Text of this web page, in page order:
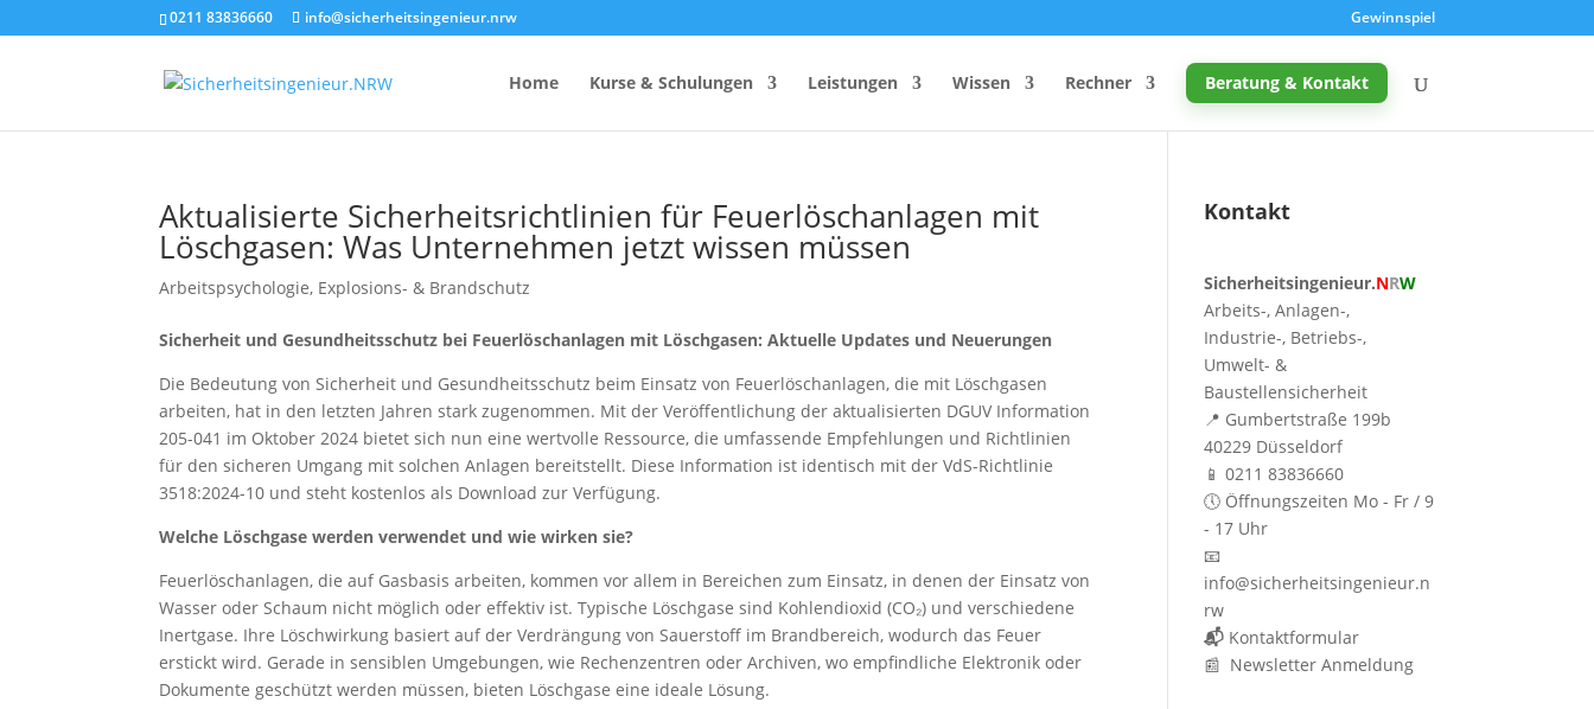
0211 83836660 info@sicherheitsingenieur.nrw Gewinnspiel
Home Kurse & Schulungen Leistungen Wissen Rechner
Anzahl Brandschutzhelfer
Feuerlöscher-Rechner
Kosten eines Brandschutzkonzepts
Anzahl Sicherheitsbeauftragter
SiGeKo-Honorarrechner
Schneelast-Rechner
Zurrmittel & Ladungssicherung
Schreibtischhöhe berechnen
Mutterschutz: Frist berechnen
Taupunkt & Schimmelgefahr
Beratung & Kontakt
Aktualisierte Sicherheitsrichtlinien für Feuerlöschanlagen mit
Löschgasen: Was Unternehmen jetzt wissen müssen
Arbeitspsychologie, Explosions- & Brandschutz
Sicherheit und Gesundheitsschutz bei Feuerlöschanlagen mit Löschgasen: Aktuelle Updates und Neuerungen
Die Bedeutung von Sicherheit und Gesundheitsschutz beim Einsatz von Feuerlöschanlagen, die mit Löschgasen
arbeiten, hat in den letzten Jahren stark zugenommen. Mit der Veröffentlichung der aktualisierten DGUV Information
205-041 im Oktober 2024 bietet sich nun eine wertvolle Ressource, die umfassende Empfehlungen und Richtlinien
für den sicheren Umgang mit solchen Anlagen bereitstellt. Diese Information ist identisch mit der VdS-Richtlinie
3518:2024-10 und steht kostenlos als Download zur Verfügung.
Welche Löschgase werden verwendet und wie wirken sie?
Feuerlöschanlagen, die auf Gasbasis arbeiten, kommen vor allem in Bereichen zum Einsatz, in denen der Einsatz von
Wasser oder Schaum nicht möglich oder effektiv ist. Typische Löschgase sind Kohlendioxid (CO₂) und verschiedene
Inertgase. Ihre Löschwirkung basiert auf der Verdrängung von Sauerstoff im Brandbereich, wodurch das Feuer
erstickt wird. Gerade in sensiblen Umgebungen, wie Rechenzentren oder Archiven, wo empfindliche Elektronik oder
Dokumente geschützt werden müssen, bieten Löschgase eine ideale Lösung.
Kontakt
Sicherheitsingenieur.NRW
Arbeits-, Anlagen-,
Industrie-, Betriebs-,
Umwelt- &
Baustellensicherheit
📍 Gumbertstraße 199b
40229 Düsseldorf
📱 0211 83836660
🕔 Öffnungszeiten Mo - Fr / 9
- 17 Uhr
📧
info@sicherheitsingenieur.n
rw
📬 Kontaktformular
📰 Newsletter Anmeldung